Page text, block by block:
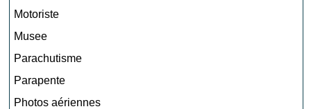
Motoriste
Musee
Parachutisme
Parapente
Photos aériennes